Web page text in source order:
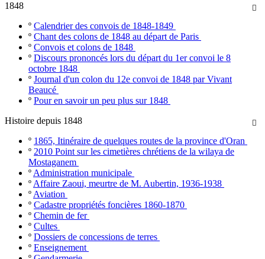

1848
º Calendrier des convois de 1848-1849
º Chant des colons de 1848 au départ de Paris
º Convois et colons de 1848
º Discours prononcés lors du départ du 1er convoi le 8
octobre 1848
º Journal d'un colon du 12e convoi de 1848 par Vivant
Beaucé
º Pour en savoir un peu plus sur 1848

Histoire depuis 1848
º 1865, Itinéraire de quelques routes de la province d'Oran
º 2010 Point sur les cimetières chrétiens de la wilaya de
Mostaganem
º Administration municipale
º Affaire Zaoui, meurtre de M. Aubertin, 1936-1938
º Aviation
º Cadastre propriétés foncières 1860-1870
º Chemin de fer
º Cultes
º Dossiers de concessions de terres
º Enseignement